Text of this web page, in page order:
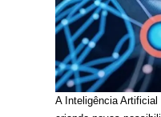
A Inteligência